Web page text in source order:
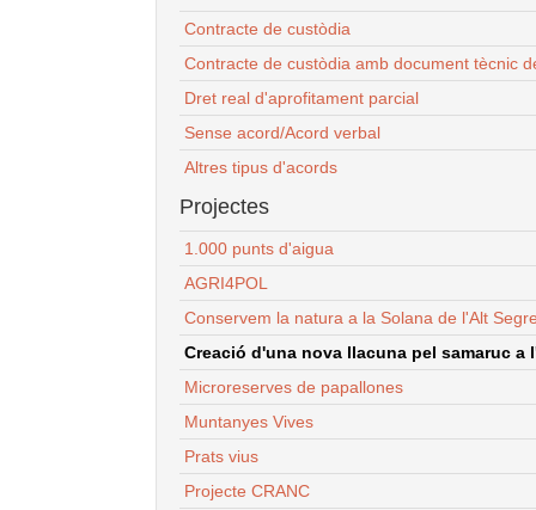
Contracte de custòdia
Contracte de custòdia amb document tècnic
Dret real d'aprofitament parcial
Sense acord/Acord verbal
Altres tipus d'acords
Projectes
1.000 punts d'aigua
AGRI4POL
Conservem la natura a la Solana de l'Alt
Creació d'una nova llacuna pel samaruc a
Microreserves de papallones
Muntanyes Vives
Prats vius
Projecte CRANC